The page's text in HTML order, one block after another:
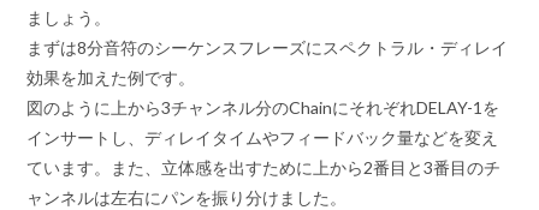
ましょう。
まずは8分音符のシーケンスフレーズにスペクトラル・ディレイ
効果を加えた例です。
図のように上から3チャンネル分のChainにそれぞれDELAY-1を
インサートし、ディレイタイムやフィードバック量などを変え
ています。また、立体感を出すために上から2番目と3番目のチ
ャンネルは左右にパンを振り分けました。